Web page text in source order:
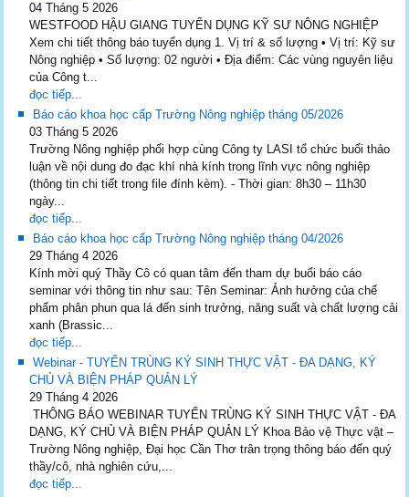
04 Tháng 5 2026
WESTFOOD HẬU GIANG TUYỂN DỤNG KỸ SƯ NÔNG NGHIỆP
Xem chi tiết thông báo tuyển dụng 1. Vị trí & số lượng • Vị trí: Kỹ sư
Nông nghiệp • Số lượng: 02 người • Địa điểm: Các vùng nguyên liệu
của Công t...
đọc tiếp...
Báo cáo khoa học cấp Trường Nông nghiệp tháng 05/2026
03 Tháng 5 2026
Trường Nông nghiệp phối hợp cùng Công ty LASI tổ chức buổi thảo
luận về nội dung đo đạc khí nhà kính trong lĩnh vực nông nghiệp
(thông tin chi tiết trong file đính kèm). - Thời gian: 8h30 – 11h30
ngày...
đọc tiếp...
Báo cáo khoa học cấp Trường Nông nghiệp tháng 04/2026
29 Tháng 4 2026
Kính mời quý Thầy Cô có quan tâm đến tham dự buổi báo cáo
seminar với thông tin như sau: Tên Seminar: Ảnh hưởng của chế
phẩm phân phun qua lá đến sinh trưởng, năng suất và chất lượng cải
xanh (Brassic...
đọc tiếp...
Webinar - TUYẾN TRÙNG KÝ SINH THỰC VẬT - ĐA DẠNG, KÝ
CHỦ VÀ BIỆN PHÁP QUẢN LÝ
29 Tháng 4 2026
THÔNG BÁO WEBINAR TUYẾN TRÙNG KÝ SINH THỰC VẬT - ĐA
DẠNG, KÝ CHỦ VÀ BIỆN PHÁP QUẢN LÝ Khoa Bảo vệ Thực vật –
Trường Nông nghiệp, Đại học Cần Thơ trân trọng thông báo đến quý
thầy/cô, nhà nghiên cứu,...
đọc tiếp...